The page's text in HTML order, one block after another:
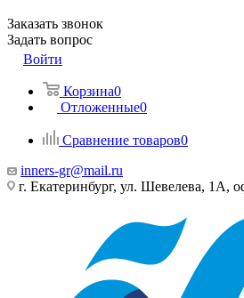
Заказать звонок
Задать вопрос
Войти
Корзина0
Отложенные0
Сравнение товаров0
inners-gr@mail.ru
г. Екатеринбург, ул. Шевелева, 1А,